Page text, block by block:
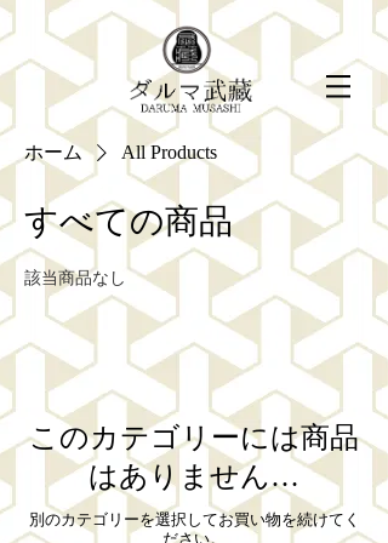
ホーム All Products
すべての商品
該当商品なし
このカテゴリーには商品
はありません…
別のカテゴリーを選択してお買い物を続けてく
ださい。